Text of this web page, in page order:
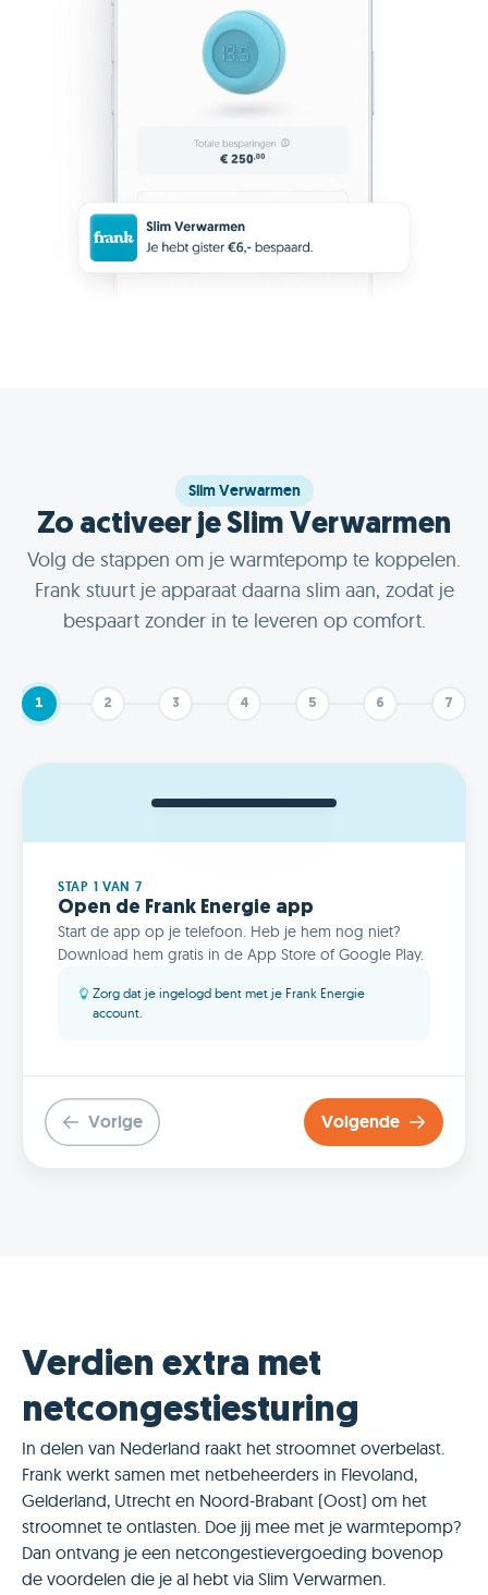
Slim Verwarmen
Zo activeer je Slim Verwarmen
Volg de stappen om je warmtepomp te koppelen.
Frank stuurt je apparaat daarna slim aan, zodat je
bespaart zonder in te leveren op comfort.
1 2 3 4 5 6 7
STAP 1 VAN 7
Open de Frank Energie app
Start de app op je telefoon. Heb je hem nog niet?
Download hem gratis in de App Store of Google Play.
Zorg dat je ingelogd bent met je Frank Energie
account.
Vorige Volgende
Verdien extra met
netcongestiesturing
In delen van Nederland raakt het stroomnet overbelast.
Frank werkt samen met netbeheerders in Flevoland,
Gelderland, Utrecht en Noord-Brabant (Oost) om het
stroomnet te ontlasten. Doe jij mee met je warmtepomp?
Dan ontvang je een netcongestievergoeding bovenop
de voordelen die je al hebt via Slim Verwarmen.